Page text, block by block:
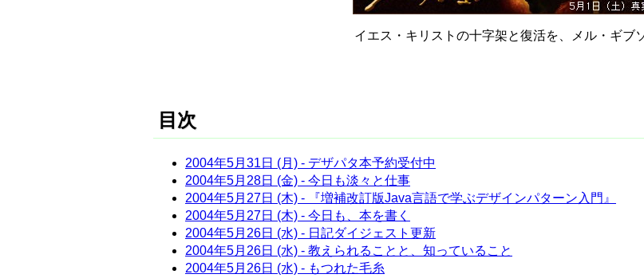
イエス・キリストの十字架と復活を、メル・ギブ
目次
2004年5月31日 (月) - デザパタ本予約受付中
2004年5月28日 (金) - 今日も淡々と仕事
2004年5月27日 (木) - 『増補改訂版Java言語で学ぶデザインパターン入門』
2004年5月27日 (木) - 今日も、本を書く
2004年5月26日 (水) - 日記ダイジェスト更新
2004年5月26日 (水) - 教えられることと、知っていること
2004年5月26日 (水) - もつれた毛糸